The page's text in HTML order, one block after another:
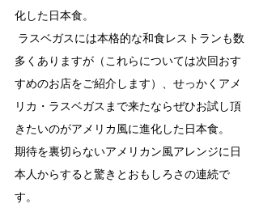
化した日本食。
多くありますが（これらについては次回おす
すめのお店をご紹介します）、せっかくアメ
リカ・ラスベガスまで来たならぜひお試し頂
きたいのがアメリカ風に進化した日本食。
期待を裏切らないアメリカン風アレンジに日
本人からすると驚きとおもしろさの連続で
す。